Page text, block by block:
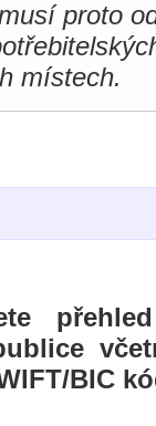
proto
místech.
BIC